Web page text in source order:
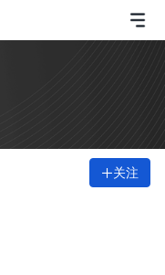
关注